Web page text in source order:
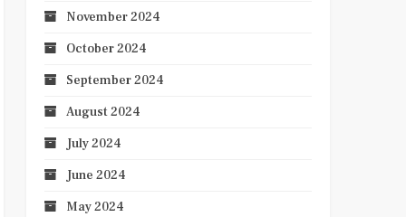
November 2024
October 2024
September 2024
August 2024
July 2024
June 2024
May 2024